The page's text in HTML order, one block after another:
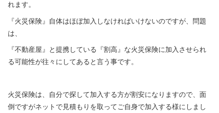
れます。
『火災保険』自体はほぼ加入しなければいけないのですが、問題
は、
『不動産屋』と提携している『割高』な火災保険に加入させられ
る可能性が往々にしてあると言う事です。
火災保険は、自分で探して加入する方が割安になりますので、面
倒ですがネットで見積もりを取ってご自身で加入する様にしまし